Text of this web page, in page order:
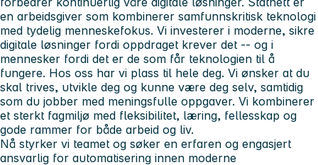
en arbeidsgiver som kombinerer samfunnskritisk teknologi
med tydelig menneskefokus. Vi investerer i moderne, sikre
digitale løsninger fordi oppdraget krever det -- og i
mennesker fordi det er de som får teknologien til å
fungere. Hos oss har vi plass til hele deg. Vi ønsker at du
skal trives, utvikle deg og kunne være deg selv, samtidig
som du jobber med meningsfulle oppgaver. Vi kombinerer
et sterkt fagmiljø med fleksibilitet, læring, fellesskap og
gode rammer for både arbeid og liv.
Nå styrker vi teamet og søker en erfaren og engasjert
ansvarlig for automatisering innen moderne